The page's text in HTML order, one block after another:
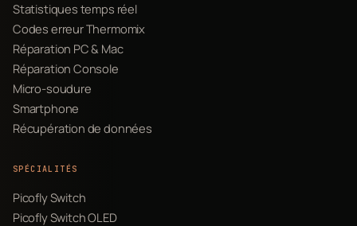
Statistiques temps réel
Codes erreur Thermomix
Réparation PC & Mac
Réparation Console
Micro-soudure
Smartphone
Récupération de données
SPÉCIALITÉS
Picofly Switch
Picofly Switch OLED